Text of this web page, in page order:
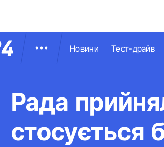
Новини Тест-драйв
Рада
стосується